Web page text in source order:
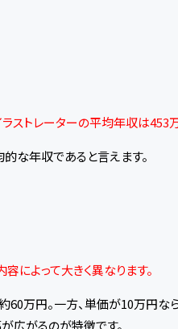
ラストレーターの平均年収は453
な年収であると言えます。
によって大きく異なります。
万円。一方、単価が10万円な
広がるのが特徴です。